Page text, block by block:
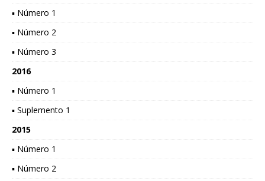
▪ Número 1
▪ Número 2
▪ Número 3
2016
▪ Número 1
▪ Suplemento 1
2015
▪ Número 1
▪ Número 2